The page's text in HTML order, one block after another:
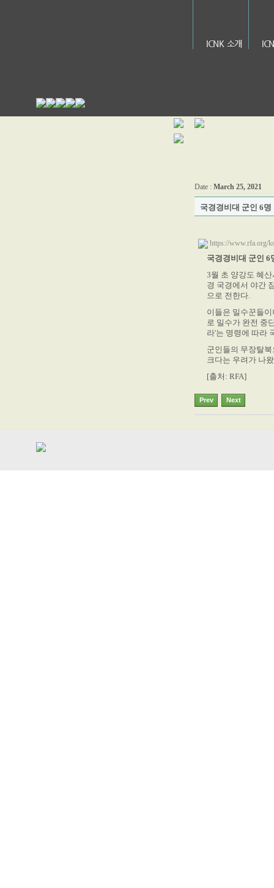
ICNK 소개
Date : March 25, 2021
국경경비대 군인 6명
https://www.rfa.org/
국경경비대 군인 6
3월 초 양강도 혜
경 국경에서 야간
으로 전한다.
이들은 밀수꾼들
로 밀수가 완전 중
라'는 명령에 따라
군인들의 무장탈
크다는 우려가 나
[출처: RFA]
Prev Next